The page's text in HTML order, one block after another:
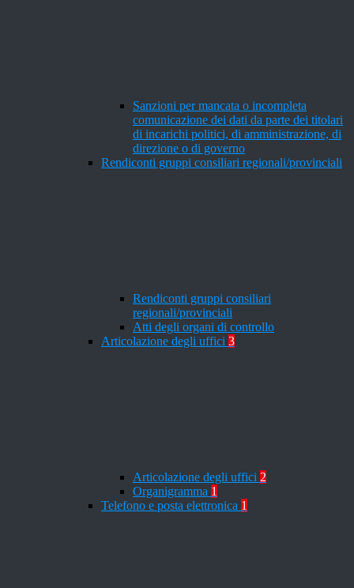
Sanzioni per mancata o incompleta
comunicazione dei dati da parte dei titolari
di incarichi politici, di amministrazione, di
direzione o di governo
Rendiconti gruppi consiliari regionali/provinciali
Rendiconti gruppi consiliari
regionali/provinciali
Atti degli organi di controllo
Articolazione degli uffici 3
Articolazione degli uffici 2
Organigramma 1
Telefono e posta elettronica 1